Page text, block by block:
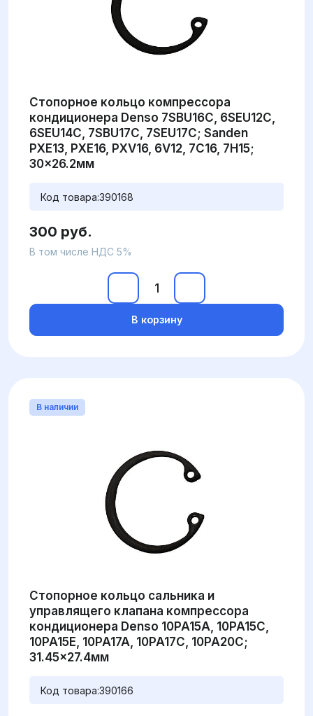
Стопорное кольцо компрессора
кондиционера Denso 7SBU16C, 6SEU12C,
6SEU14C, 7SBU17C, 7SEU17C; Sanden
PXE13, PXE16, PXV16, 6V12, 7C16, 7H15;
30x26.2мм
Код товара:390168
300 руб.
В том числе НДС 5%
В корзину
В наличии
Стопорное кольцо сальника и
управлящего клапана компрессора
кондиционера Denso 10PA15A, 10PA15C,
10PA15E, 10PA17A, 10PA17C, 10PA20C;
31.45x27.4мм
Код товара:390166